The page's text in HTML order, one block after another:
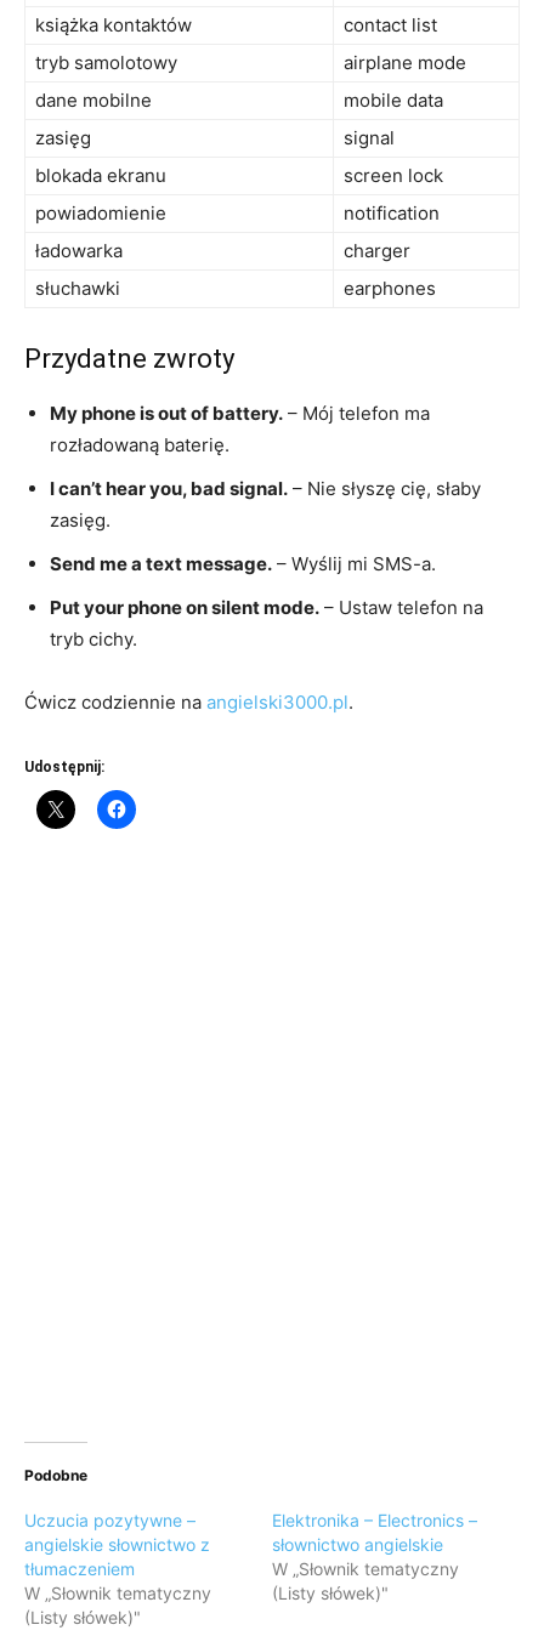
książka kontaktów
contact list
tryb samolotowy
airplane mode
dane mobilne
mobile data
zasięg
signal
blokada ekranu
screen lock
powiadomienie
notification
ładowarka
charger
słuchawki
earphones
Przydatne zwroty
My phone is out of battery. – Mój telefon ma
rozładowaną baterię.
I can’t hear you, bad signal. – Nie słyszę cię, słaby
zasięg.
Send me a text message. – Wyślij mi SMS-a.
Put your phone on silent mode. – Ustaw telefon na
tryb cichy.
Ćwicz codziennie na angielski3000.pl.
Udostępnij:
Podobne
Uczucia pozytywne –
angielskie słownictwo z
tłumaczeniem
W „Słownik tematyczny
(Listy słówek)"
Elektronika – Electronics –
słownictwo angielskie
W „Słownik tematyczny
(Listy słówek)"